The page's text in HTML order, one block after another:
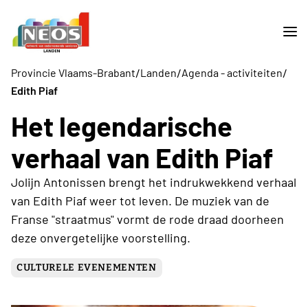
Provincie Vlaams-Brabant/Landen/Agenda - activiteiten/
Edith Piaf
Het legendarische
verhaal van Edith Piaf
Jolijn Antonissen brengt het indrukwekkend verhaal
van Edith Piaf weer tot leven. De muziek van de
Franse "straatmus" vormt de rode draad doorheen
deze onvergetelijke voorstelling.
CULTURELE EVENEMENTEN